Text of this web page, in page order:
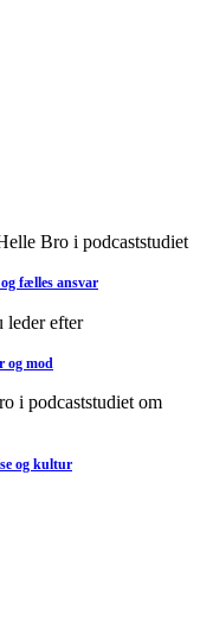
fælles ansvar
og mod
og kultur